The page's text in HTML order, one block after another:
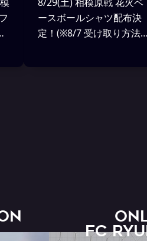
ースボールシャツ配布決
定！(※8/7 受け取り方法
FC